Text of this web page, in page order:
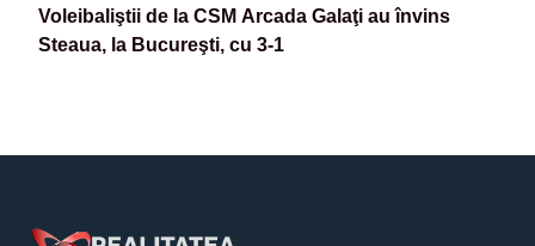
Voleibaliştii de la CSM Arcada Galaţi au învins
Steaua, la Bucureşti, cu 3-1